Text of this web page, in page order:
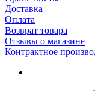
Доставка
Оплата
Возврат товара
Отзывы о магазине
Контрактное